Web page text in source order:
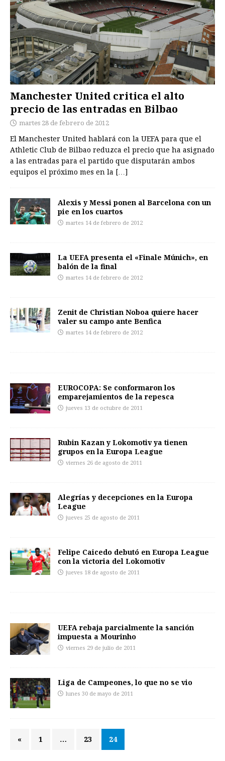
Manchester United critica el alto
precio de las entradas en Bilbao
martes 28 de febrero de 2012
El Manchester United hablará con la UEFA para que el
Athletic Club de Bilbao reduzca el precio que ha asignado
a las entradas para el partido que disputarán ambos
equipos el próximo mes en la […]
Alexis y Messi ponen al Barcelona con un
pie en los cuartos
martes 14 de febrero de 2012
La UEFA presenta el «Finale Múnich», en
balón de la final
martes 14 de febrero de 2012
Zenit de Christian Noboa quiere hacer
valer su campo ante Benfica
martes 14 de febrero de 2012
EUROCOPA: Se conformaron los
emparejamientos de la repesca
jueves 13 de octubre de 2011
Rubin Kazan y Lokomotiv ya tienen
grupos en la Europa League
viernes 26 de agosto de 2011
Alegrías y decepciones en la Europa
League
jueves 25 de agosto de 2011
Felipe Caicedo debutó en Europa League
con la victoria del Lokomotiv
jueves 18 de agosto de 2011
UEFA rebaja parcialmente la sanción
impuesta a Mourinho
viernes 29 de julio de 2011
Liga de Campeones, lo que no se vio
lunes 30 de mayo de 2011
« 1 … 23 24